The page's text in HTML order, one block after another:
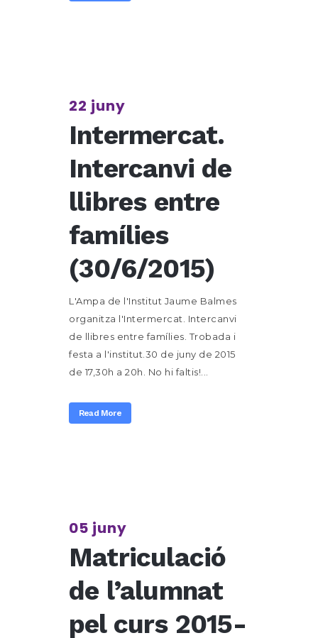
22 juny
Intermercat.
Intercanvi de
llibres entre
famílies
(30/6/2015)
L'Ampa de l'Institut Jaume Balmes
organitza l'Intermercat. Intercanvi
de llibres entre famílies. Trobada i
festa a l'institut.30 de juny de 2015
de 17,30h a 20h. No hi faltis!...
Read More
05 juny
Matriculació
de l’alumnat
pel curs 2015-